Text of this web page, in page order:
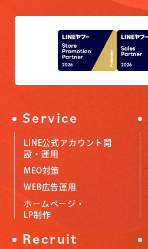
Service
LINE公式アカウント開
設・運用
MEO対策
WEB広告運用
ホームページ・
LP制作
Recruit